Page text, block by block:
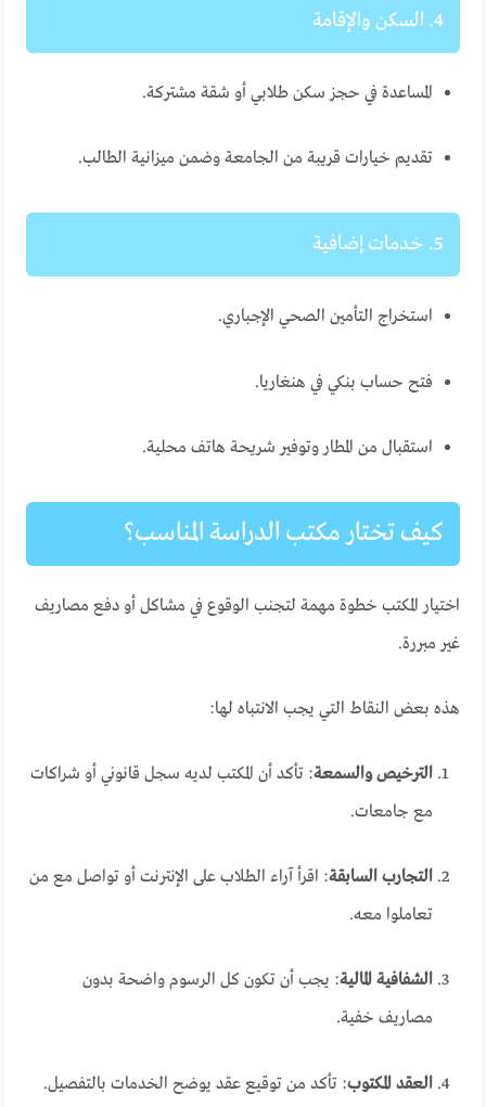
4. السكن والإقامة
المساعدة في حجز سكن طلابي أو شقة مشتركة.
تقديم خيارات قريبة من الجامعة وضمن ميزانية الطالب.
5. خدمات إضافية
استخراج التأمين الصحي الإجباري.
فتح حساب بنكي في هنغاريا.
استقبال من المطار وتوفير شريحة هاتف محلية.
كيف تختار مكتب الدراسة المناسب؟
اختيار المكتب خطوة مهمة لتجنب الوقوع في مشاكل أو دفع مصاريف
غير مبررة.
هذه بعض النقاط التي يجب الانتباه لها:
الترخيص والسمعة: تأكد أن المكتب لديه سجل قانوني أو شراكات
مع جامعات.
التجارب السابقة: اقرأ آراء الطلاب على الإنترنت أو تواصل مع من
تعاملوا معه.
الشفافية المالية: يجب أن تكون كل الرسوم واضحة بدون
مصاريف خفية.
العقد المكتوب: تأكد من توقيع عقد يوضح الخدمات بالتفصيل.